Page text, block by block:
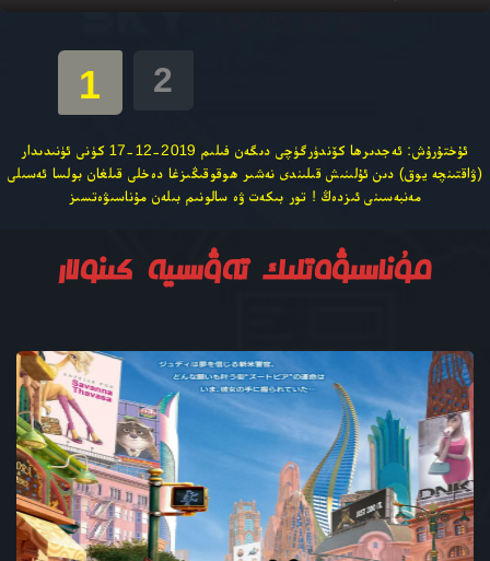
1 2
ئۇختۇرۇش: ئەجدىرھا كۆندۈرگۈچى دىگەن فىلىم 2019-12-17 كۈنى ئۈنىدىدار
(ۋاقتىنچە يوق) دىن ئۇلىنىش قىلىندى نەشىر ھوقوقىڭىزغا دەخلى قىلغان بولسا ئەسىلى
مەنبەسىنى ئىزدەڭ ! تور بىكەت ۋە سالونىم بىلەن مۇناسىۋەتسىز
مۇناسىۋەتلىك تەۋسىيە كىنولار